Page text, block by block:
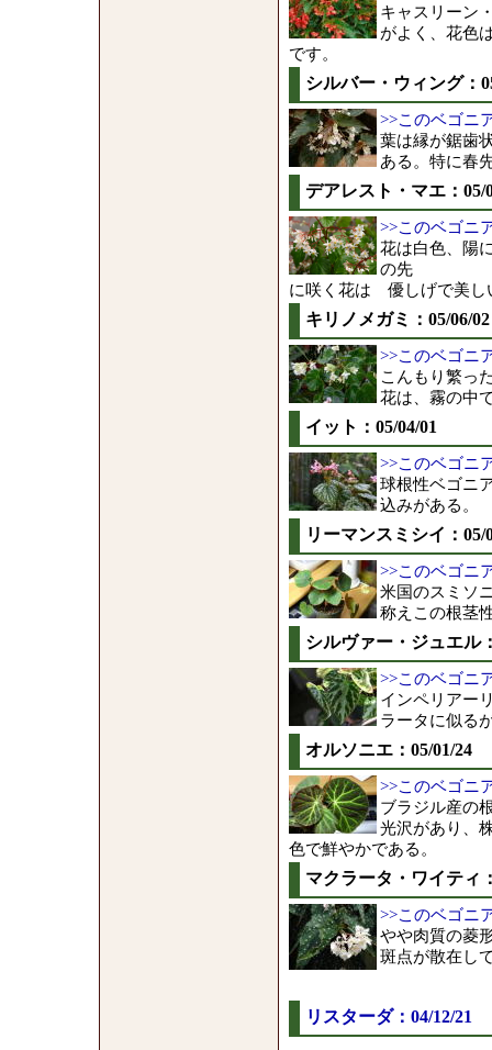
キャスリーン
がよく、花色
です。
シルバー・ウィング：
>>このベゴニ
葉は縁が鋸歯
ある。特に春
デアレスト・マエ：05/
>>このベゴニ
花は白色、陽
の先
に咲く花は 優しげで美し
キリノメガミ：05/06/02
>>このベゴニ
こんもり繁っ
花は、霧の中
イット：05/04/01
>>このベゴニ
球根性ベゴニ
込みがある。
リーマンスミシイ：05/
>>このベゴニ
米国のスミソ
称えこの根茎
シルヴァー・ジュエル
>>このベゴニ
インペリアー
ラータに似る
オルソニエ：05/01/24
>>このベゴニ
ブラジル産の
光沢があり、
色で鮮やかである。
マクラータ・ワイティ
>>このベゴニ
やや肉質の菱
斑点が散在し
リスターダ：04/12/21